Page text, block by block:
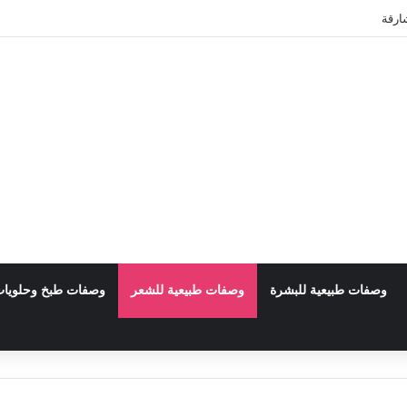
وصفات طبيعية للبشرة وصفات طبيعية للشعر وصفات طبخ